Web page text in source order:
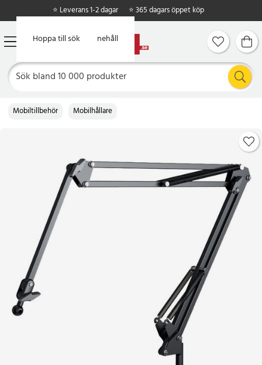
Hoppa till huvudinnehåll
Hoppa till sök
⭐ Leverans 1-2 dagar ⭐ 365 dagars öppet köp
Mobiltillbehör Mobilhållare